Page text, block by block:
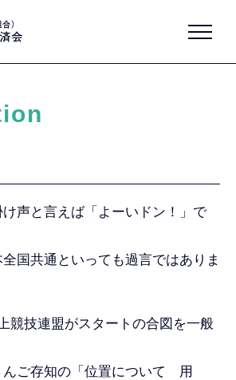
け声と言えば「よーいドン！」で
国共通といっても過言ではありま
競技連盟がスタートの合図を一般
んご存知の「位置について 用